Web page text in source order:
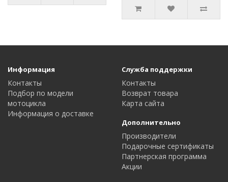
Информация
Контакты
Подбор по модели
мотоцикла
Информация о доставке
Служба поддержки
Контакты
Возврат товара
Карта сайта
Дополнительно
Производители
Подарочные сертификаты
Партнерская программа
Акции